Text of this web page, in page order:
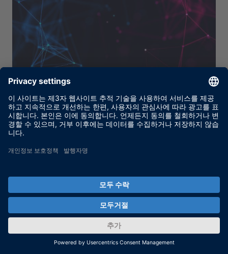
XSG AC 모터 제어 라이브러리
MicroAutoBox II, MicroLabBox 및 SCALEXIO용
FPGA 기반 제어 설계